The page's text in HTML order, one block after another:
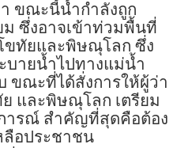
า ขณะนี้น้ำกำลังถูก
ซึ่งอาจเข้าท่วมพื้นที่
ขทัยและพิษณุโลก ซึ่ง
บายน้ำไปทางแม่น้ำ
ขณะที่ได้สั่งการให้ผู้ว่า
และพิษณุโลก เตรียม
ารณ์ สำคัญที่สุดคือต้อง
ลือประชาชน